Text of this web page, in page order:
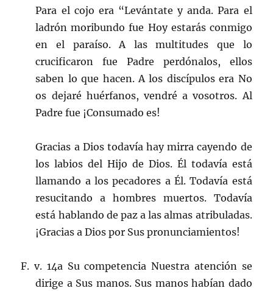
Para el cojo era “Levántate y anda. Para el
ladrón moribundo fue Hoy estarás conmigo
en el paraíso. A las multitudes que lo
crucificaron fue Padre perdónalos, ellos
saben lo que hacen. A los discípulos era No
os dejaré huérfanos, vendré a vosotros. Al
Padre fue ¡Consumado es!
Gracias a Dios todavía hay mirra cayendo de
los labios del Hijo de Dios. Él todavía está
llamando a los pecadores a Él. Todavía está
resucitando a hombres muertos. Todavía
está hablando de paz a las almas atribuladas.
¡Gracias a Dios por Sus pronunciamientos!
F. v. 14a Su competencia Nuestra atención se
dirige a Sus manos. Sus manos habían dado